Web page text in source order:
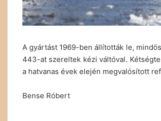
A gyártást 1969-ben állították le,
443-at szereltek kézi váltóval.
a hatvanas évek elején megvalósított
Bense Róbert